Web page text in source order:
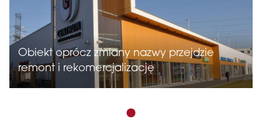
Obiekt oprócz zmiany nazwy przejdzie
remont i rekomercjalizację